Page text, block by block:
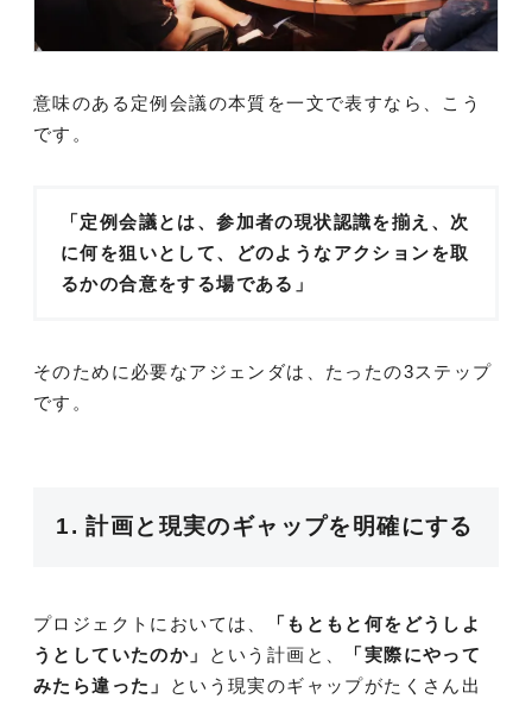
意味のある定例会議の本質を一文で表すなら、こう
です。
「定例会議とは、参加者の現状認識を揃え、次
に何を狙いとして、どのようなアクションを取
るかの合意をする場である」
そのために必要なアジェンダは、たったの3ステップ
です。
1. 計画と現実のギャップを明確にする
プロジェクトにおいては、
「もともと何をどうしよ
うとしていたのか」
という計画と、
「実際にやって
みたら違った」
という現実のギャップがたくさん出